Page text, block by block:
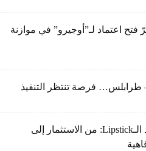
فتح اعتماد لـ”أوجيرو” في موازنة
فرصة تنتظر التنفيذ
لبنان واقتصاد الـLipstick: من الاستثمار إلى